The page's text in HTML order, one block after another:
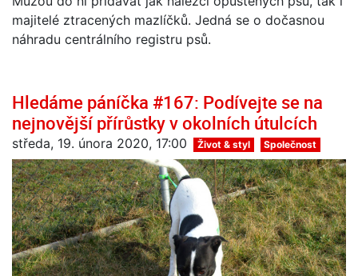
majitelé ztracených mazlíčků. Jedná se o dočasnou
náhradu centrálního registru psů.
Hledáme páníčka #167: Podívejte se na
nejnovější přírůstky v okolních útulcích
středa, 19. února 2020, 17:00 Život & styl Společnost